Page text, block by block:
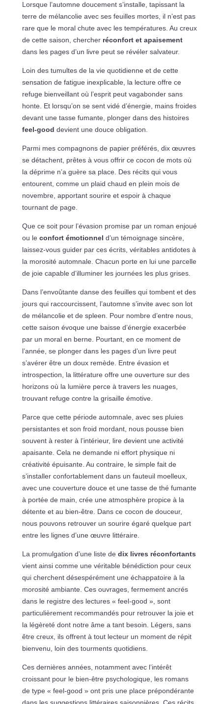
Lorsque l’automne doucement s’installe, tapissant la
terre de mélancolie avec ses feuilles mortes, il n’est pas
rare que le moral chute avec les températures. Au creux
de cette saison, chercher réconfort et apaisement
dans les pages d’un livre peut se révéler salvateur.
Loin des tumultes de la vie quotidienne et de cette
sensation de fatigue inexplicable, la lecture offre ce
refuge bienveillant où l’esprit peut vagabonder sans
honte. Et lorsqu’on se sent vidé d’énergie, mains froides
devant une tasse fumante, plonger dans des histoires
feel-good devient une douce obligation.
Parmi mes compagnons de papier préférés, dix œuvres
se détachent, prêtes à vous offrir ce cocon de mots où
la déprime n’a guère sa place. Des récits qui vous
entourent, comme un plaid chaud en plein mois de
novembre, apportant sourire et espoir à chaque
tournant de page.
Que ce soit pour l’évasion promise par un roman enjoué
ou le confort émotionnel d’un témoignage sincère,
laissez-vous guider par ces écrits, véritables antidotes à
la morosité automnale. Chacun porte en lui une parcelle
de joie capable d’illuminer les journées les plus grises.
Dans l’envoûtante danse des feuilles qui tombent et des
jours qui raccourcissent, l’automne s’invite avec son lot
de mélancolie et de spleen. Pour nombre d’entre nous,
cette saison évoque une baisse d’énergie exacerbée
par un moral en berne. Pourtant, en ce moment de
l’année, se plonger dans les pages d’un livre peut
s’avérer être un doux remède. Entre évasion et
introspection, la littérature offre une ouverture sur des
horizons où la lumière perce à travers les nuages,
trouvant refuge contre la grisaille émotive.
Parce que cette période automnale, avec ses pluies
persistantes et son froid mordant, nous pousse bien
souvent à rester à l’intérieur, lire devient une activité
apaisante. Cela ne demande ni effort physique ni
créativité épuisante. Au contraire, le simple fait de
s’installer confortablement dans un fauteuil moelleux,
avec une couverture douce et une tasse de thé fumante
à portée de main, crée une atmosphère propice à la
détente et au bien-être. Dans ce cocon de douceur,
nous pouvons retrouver un sourire égaré quelque part
entre les lignes d’une œuvre littéraire.
La promulgation d’une liste de dix livres réconfortants
vient ainsi comme une véritable bénédiction pour ceux
qui cherchent désespérément une échappatoire à la
morosité ambiante. Ces ouvrages, fermement ancrés
dans le registre des lectures « feel-good », sont
particulièrement recommandés pour retrouver la joie et
la légèreté dont notre âme a tant besoin. Légers, sans
être creux, ils offrent à tout lecteur un moment de répit
bienvenu, loin des tourments quotidiens.
Ces dernières années, notamment avec l’intérêt
croissant pour le bien-être psychologique, les romans
de type « feel-good » ont pris une place prépondérante